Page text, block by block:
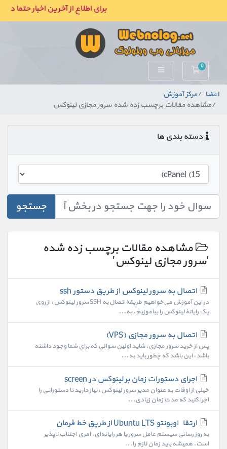
برای اطلاع از آخرین اخبار حتما
0 کارت خرید
اعضا
مرکز آموزش
مشاهده مقالات برچسب زده شده سرور مجازی لینوکس
دسته بندی ها
جستجو
مشاهده مقالات برچسب زده شده
'سرور مجازی لینوکس'
اتصال به سرور لینوکس از طریق دستور ssh
در این آموزش می‌خواهیم طریقهٔ اتصال به SSH سرور لینوکس، از روی
یک رایانهٔ لینوکس را بیاموزیم. به...
اتصال به سرور مجازی (VPS)
پس از خرید سرور مجازی، شاید اولین سوالی که برای شما وجود داشته
باشد، این باشد که چطور باید به...
اجرای دستورات زمان بر لینوکس در screen
خیلی از اوقات به عنوان مدیر سرور لینوکس، نیاز دارید تا دستوراتی را
اجرا کنید که مدت زمان زیادی...
ارتقاء اوبونتو Ubuntu LTS از طریق خط فرمان
به روز رسانی سیستم عامل سرور یا هر رایانه‌ای، امری اجتناب ناپذیر
است. همیشه باید زمان لازم را...